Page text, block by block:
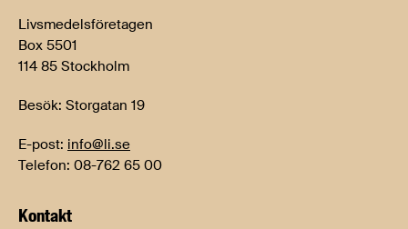
Livsmedelsföretagen
Box 5501
114 85 Stockholm
Besök: Storgatan 19
E-post: info@li.se
Telefon: 08-762 65 00
Kontakt